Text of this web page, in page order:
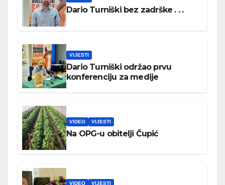
Dario Turniški bez zadrške . . .
VIJESTI
Dario Turniški održao prvu
konferenciju za medije
VIDEO VIJESTI
Na OPG-u obitelji Čupić
VIDEO VIJESTI